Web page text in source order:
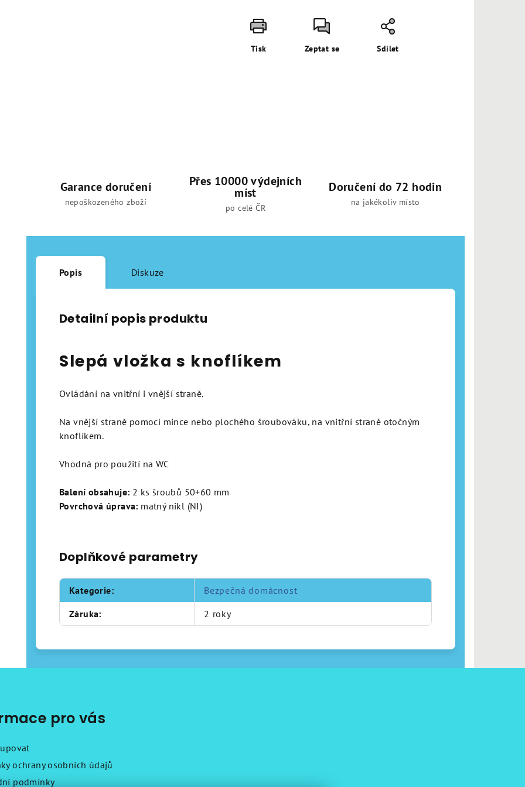
Tisk Zeptat se Sdílet
Garance doručení
nepoškozeného zboží
Přes 10000 výdejních
míst
po celé ČR
Doručení do 72 hodin
na jakékoliv místo
Popis Diskuze
Detailní popis produktu
Slepá vložka s knoflíkem
Ovládání na vnitřní i vnější straně.
Na vnější straně pomocí mince nebo plochého šroubováku, na vnitřní straně otočným
knoflíkem.
Vhodná pro použití na WC
Balení obsahuje: 2 ks šroubů 50+60 mm
Povrchová úprava: matný nikl (NI)
Doplňkové parametry
Kategorie:
Bezpečná domácnost
Záruka: 2 roky
pro vás
ochrany osobních údajů
podmínky